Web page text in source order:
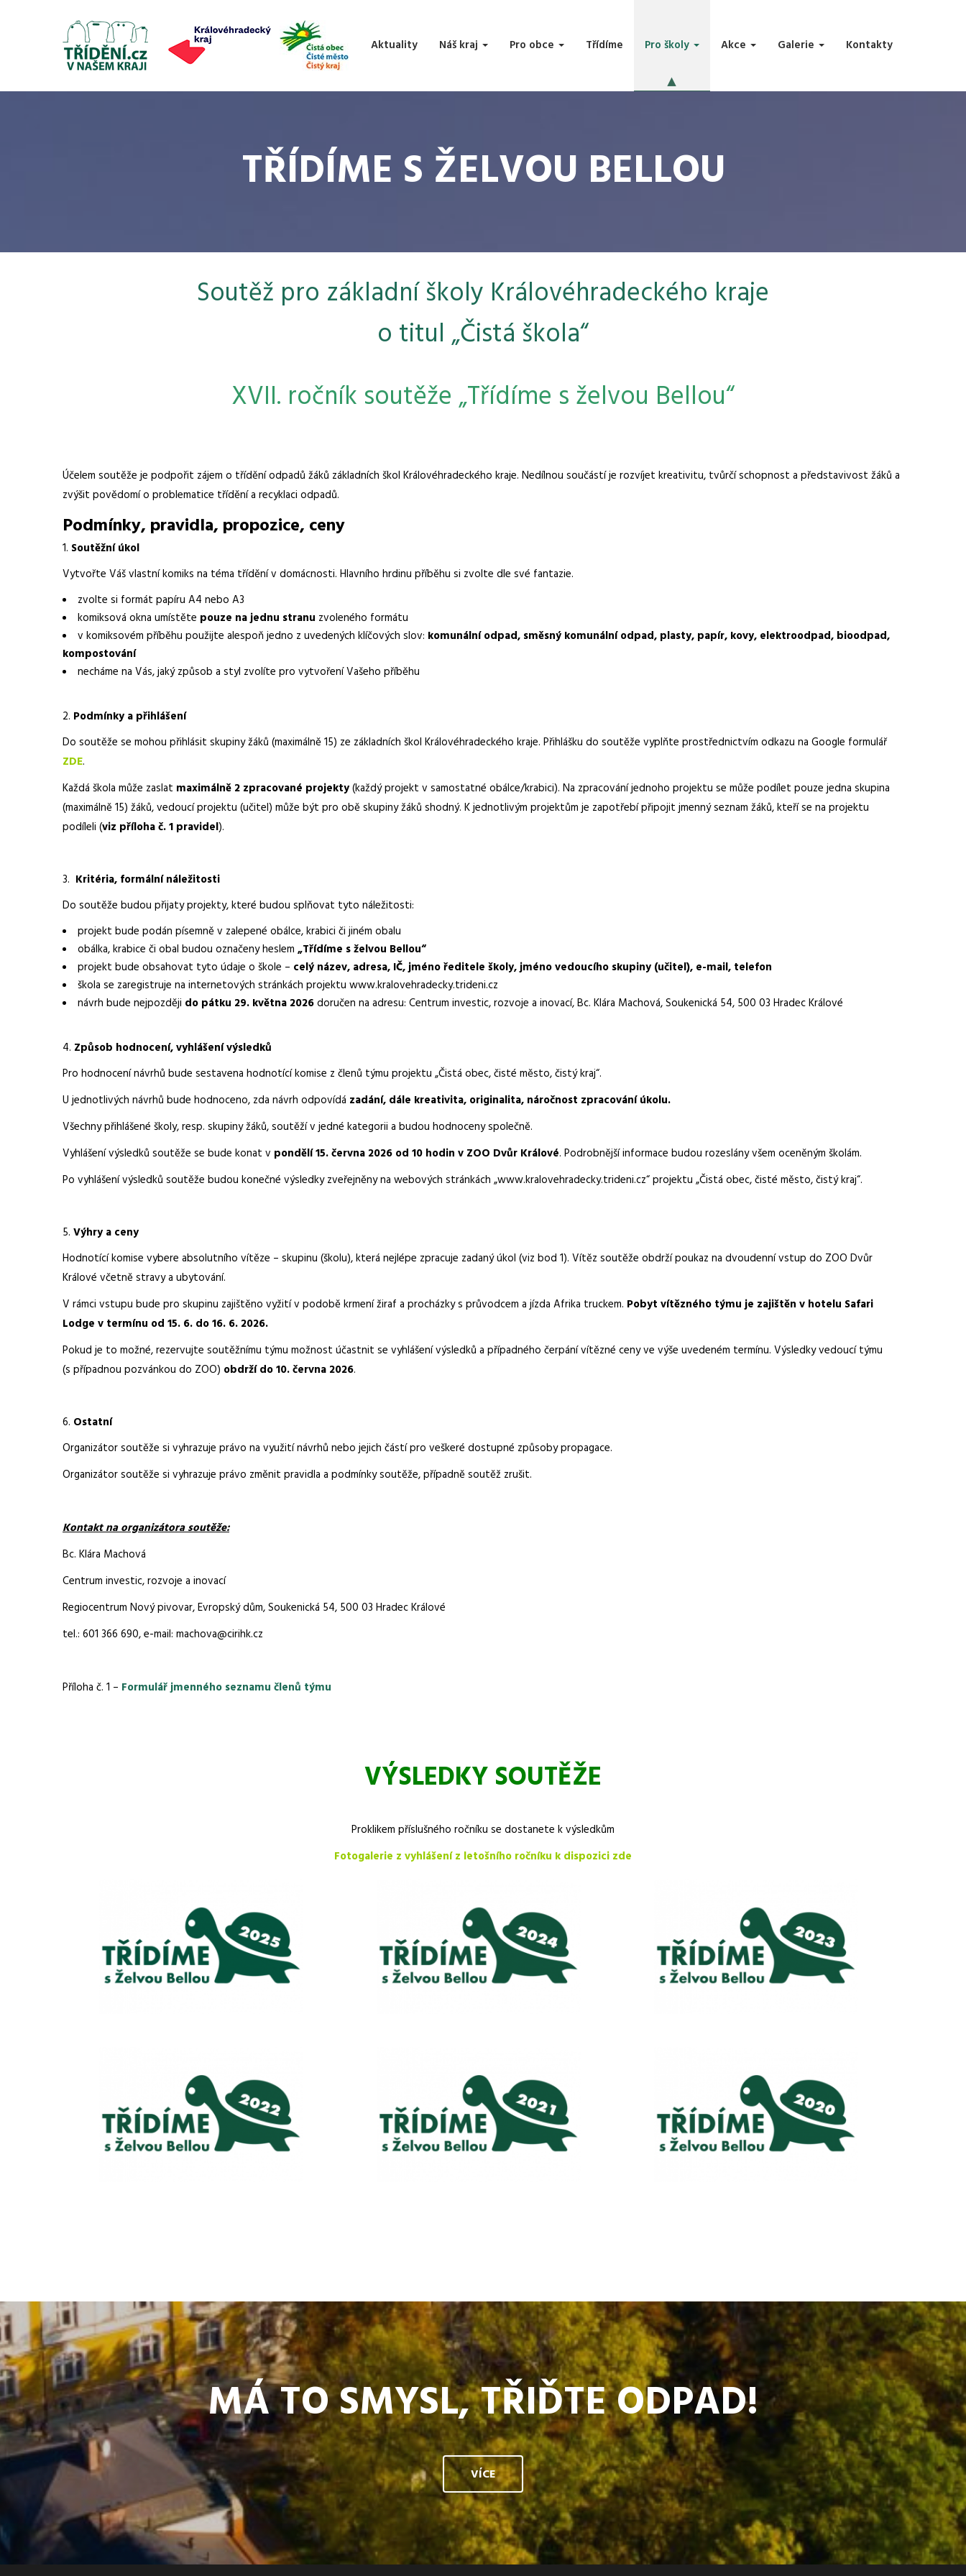
Aktuality Náš kraj Pro obce Třídíme Pro školy Akce Galerie Kontakty
TŘÍDÍME S ŽELVOU BELLOU
Soutěž pro základní školy Královéhradeckého kraje
o titul „Čistá škola“
XVII. ročník soutěže „Třídíme s želvou Bellou“
Účelem soutěže je podpořit zájem o třídění odpadů žáků základních škol Královéhradeckého kraje. Nedílnou součástí je rozvíjet kreativitu, tvůrčí schopnost a představivost žáků a
zvýšit povědomí o problematice třídění a recyklaci odpadů.
Podmínky, pravidla, propozice, ceny
Soutěžní úkol
Vytvořte Váš vlastní komiks na téma třídění v domácnosti. Hlavního hrdinu příběhu si zvolte dle své fantazie.
zvolte si formát papíru A4 nebo A3
komiksová okna umístěte pouze najednu stranu zvoleného formátu
v komiksovém příběhu použijte alespoň jedno z uvedených klíčových slov: komunální odpad, směsný komunální odpad, plasty, papír, kovy, elektroodpad, bioodpad,
kompostování
necháme na Vás, jaký způsob a styl zvolíte pro vytvoření Vašeho příběhu
Podmínky a přihlášení
Do soutěže se mohou přihlásit skupiny žáků (maximálně 15) ze základních škol Královéhradeckého kraje. Přihlášku do soutěže vyplňte prostřednictvím odkazu na Google formulář
ZDE.
Každá škola může zaslat maximálně 2 zpracované projekty(každý projekt v samostatné obálce/krabici). Na zpracování jednoho projektu se může podílet pouze jedna skupina
(maximálně 15) žáků, vedoucí projektu (učitel) může být pro obě skupiny žáků shodný. K jednotlivým projektům je zapotřebí připojit jmenný seznam žáků, kteří se na projektu
podíleli (viz příloha č. 1 pravidel).
Kritéria, formální náležitosti
Do soutěže budou přijaty projekty, které budou splňovat tyto náležitosti:
projekt bude podán písemně v zalepené obálce, krabici či jiném obalu
obálka, krabice či obal budou označeny heslem „Třídíme s želvou Bellou“
projekt bude obsahovat tyto údaje o škole – celý název, adresa, IČ, jméno ředitele školy, jméno vedoucího skupiny (učitel), e-mail, telefon
škola se zaregistruje na internetových stránkách projektu www.kralovehradecky.trideni.cz
návrh bude nejpozději do pátku 29. května 2026doručen na adresu: Centrum investic, rozvoje a inovací, Bc. Klára Machová, Soukenická 54, 500 03 Hradec Králové
Způsob hodnocení, vyhlášení výsledků
Pro hodnocení návrhů bude sestavena hodnotící komise z členů týmu projektu „Čistá obec, čisté město, čistý kraj“.
U jednotlivých návrhů bude hodnoceno, zda návrh odpovídá zadání, dále kreativita, originalita, náročnost zpracování úkolu.
Všechny přihlášené školy, resp. skupiny žáků, soutěží v jedné kategorii a budou hodnoceny společně.
Vyhlášení výsledků soutěže se bude konat v pondělí15. června 2026 od 10 hodin v ZOO Dvůr Králové. Podrobnější informace budou rozeslány všem oceněným školám.
Po vyhlášení výsledků soutěže budou konečné výsledky zveřejněny na webových stránkách „www.kralovehradecky.trideni.cz“ projektu „Čistá obec, čisté město, čistý kraj“.
Výhry a ceny
Hodnotící komise vybere absolutního vítěze – skupinu (školu), která nejlépe zpracuje zadaný úkol (viz bod 1). Vítěz soutěže obdrží poukaz na dvoudenní vstup do ZOO Dvůr
Králové včetně stravy a ubytování.
V rámci vstupu bude pro skupinu zajištěno vyžití v podobě krmení žiraf a procházky s průvodcem a jízda Afrika truckem. Pobyt vítězného týmu je zajištěn v hotelu Safari
Lodge v termínu od 15. 6. do 16. 6. 2026.
Pokud je to možné, rezervujte soutěžnímu týmu možnost účastnit se vyhlášení výsledků a případného čerpání vítězné ceny ve výše uvedeném termínu. Výsledky vedoucí týmu
(s případnou pozvánkou do ZOO) obdrží do 10. června 2026.
Ostatní
Organizátor soutěže si vyhrazuje právo na využití návrhů nebo jejich částí pro veškeré dostupné způsoby propagace.
Organizátor soutěže si vyhrazuje právo změnit pravidla a podmínky soutěže, případně soutěž zrušit.
Kontakt na organizátora soutěže:
Bc. Klára Machová
Centrum investic, rozvoje a inovací
Regiocentrum Nový pivovar, Evropský dům, Soukenická 54, 500 03 Hradec Králové
tel.: 601 366 690, e-mail: machova@cirihk.cz
Příloha č. 1 – Formulář jmenného seznamu členů týmu
VÝSLEDKY SOUTĚŽE
Proklikem příslušného ročníku se dostanete k výsledkům
Fotogalerie z vyhlášení z letošního ročníku k dispozici zde
MÁ TO SMYSL, TŘIĎTE ODPAD!
VÍCE